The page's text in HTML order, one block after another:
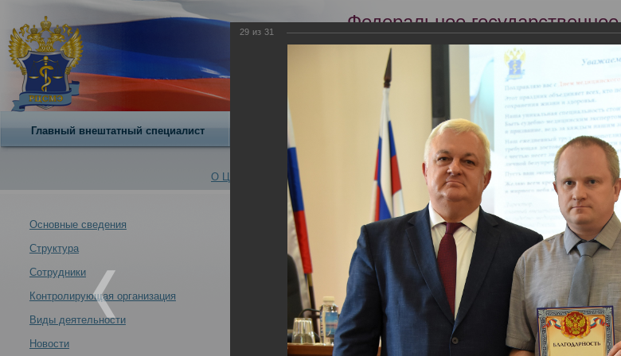
Федеральное
Российский центр судебно-
Минздрава России
Главный внештатный специалист О центре Научная деятельность Экспертиза
О Центре -
В Российском центре судебно-медицинской
Основные сведения
Структура
Сотрудники
Контролирующая организация
Виды деятельности
Новости
Альбомы
В Российском центре судебно-медицинской экспертизы
медицинского работника
19.06.2026
29 из 31